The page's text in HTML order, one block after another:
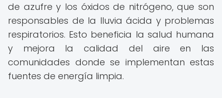
de azufre y los óxidos de nitrógeno, que son
responsables de la lluvia ácida y problemas
respiratorios. Esto beneficia la salud humana
y mejora la calidad del aire en las
comunidades donde se implementan estas
fuentes de energía limpia.